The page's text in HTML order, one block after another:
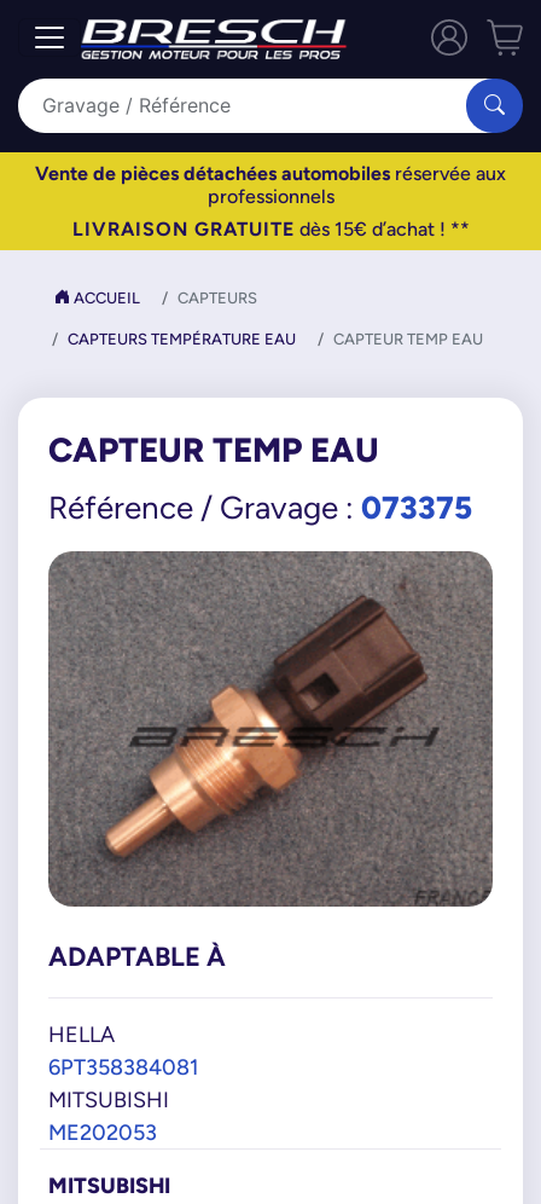
Vente de pièces détachées automobiles réservée aux
professionnels
LIVRAISON GRATUITE dès 15€ d’achat ! **
ACCUEIL CAPTEURS
CAPTEURS TEMPÉRATURE EAU CAPTEUR TEMP EAU
CAPTEUR TEMP EAU
Référence / Gravage : 073375
ADAPTABLE À
HELLA
6PT358384081
MITSUBISHI
ME202053
MITSUBISHI